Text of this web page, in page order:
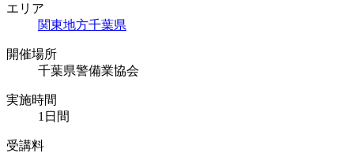
エリア
関東地方千葉県
開催場所
千葉県警備業協会
実施時間
1日間
受講料